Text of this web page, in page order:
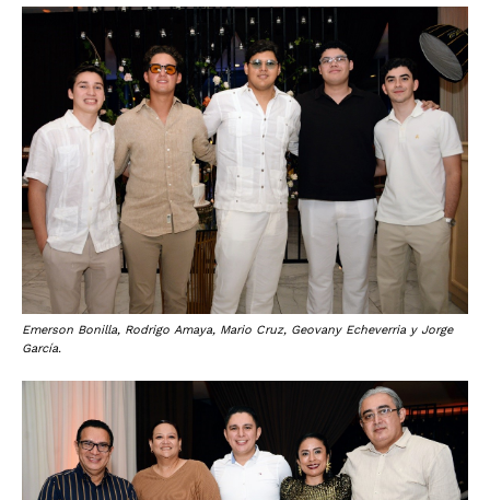
Emerson Bonilla, Rodrigo Amaya, Mario Cruz, Geovany Echeverria y Jorge
García.